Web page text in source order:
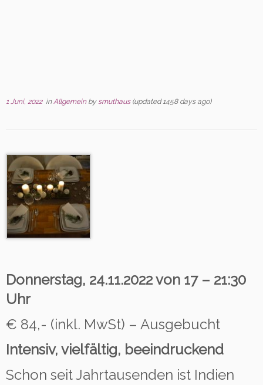
1 Juni, 2022inAllgemein by smuthaus(updated 1458 days ago)
Donnerstag, 24.11.2022 von 17 – 21:30
Uhr
€ 84,- (inkl. MwSt) – Ausgebucht
Intensiv, vielfältig, beeindruckend
Schon seit Jahrtausenden ist Indien